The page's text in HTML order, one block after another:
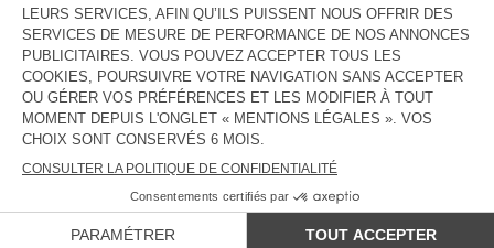
DESCRIPTION
TAILLE ET COUPE
COMPOSITION
ENTRETIEN
LIVRAISON ET RETOURS